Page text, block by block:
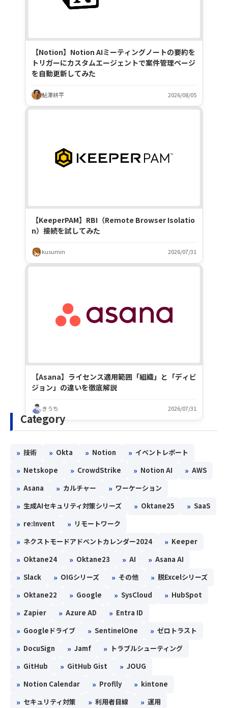
【Notion】Notion AIミーティングノートの要約を
トリガーにカスタムエージェントで案件管理ページ
を自動更新してみた
鮎澤耕平 2026/08/05
【KeeperPAM】RBI（Remote Browser Isolatio
n）接続を試してみた
kusumin 2026/07/31
【Asana】ライセンス適用範囲「組織」と「ディビ
ジョン」の違いを徹底解説
きうち 2026/07/31
Category
» 技術 » Okta » Notion » イベントレポート
» Netskope » CrowdStrike » Notion AI » AWS
» Asana » カルチャー » ワーケーション
» 生成AIセキュリティ対策シリーズ » Oktane25 » SaaS
» re:Invent » リモートワーク
» ネクストモードアドベントカレンダー2024 » Keeper
» Oktane24 » Oktane23 » AI » Asana AI
» Slack » OIGシリーズ » その他 » 脱Excelシリーズ
» Oktane22 » Google » SysCloud » HubSpot
» Zapier » Azure AD » Entra ID
» Googleドライブ » SentinelOne » ゼロトラスト
» DocuSign » Jamf » トラブルシューティング
» GitHub » GitHub Gist » JOUG
» Notion Calendar » Proflly » kintone
» セキュリティ対策 » 利用者目線 » 運用